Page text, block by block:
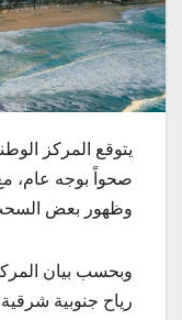
يتوقع المركز
صحواً بوجه عام،
وظهور بعض
وبحسب بيان
رياح جنوبية